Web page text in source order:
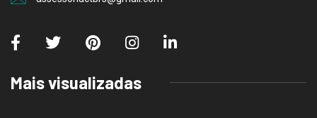
Mais visualizadas